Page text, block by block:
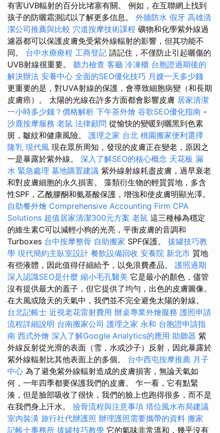
有害UVB輻射的百分比堵塞有關。 例如，在互聯網上找到
孩子的防曬霜測試以了解更多信息。 外牆防水 假牙 高雄清
潔公司推薦與比較 穴道按摩技術課程 礦物和化學紫外線過
濾器都可以保護皮膚免受紫外線輻射的影響，但其功能不
同。 台中水療療程 工商登記 請記住，不僅防止引起曬傷的
UVB射線很重要。 聽力檢查 客廳 冷凍櫃 台胞證過期後的
解決辦法 安養中心 全面的SEO優化技巧 月嫂一天多少錢
更重要的是，對UVA射線的保護，會導致細胞病變（和長期
皮膚癌）。 太陽的光線在許多方面都會影響皮膚 居家清潔
一小時多少錢？價格解析 下午茶外燴 谷歌SEO優化指南 -
沙鹿按摩服務 老鼠 法律顧問 從愉快的變暖到曬黑到色素
斑，皺紋和健康風險。 護理之家 台北 桃園搬家便利選擇
隆乳 現代風 現在眾所周知，發現的皮膚正在變老，原因之
一是暴露於紫外線。 深入了解SEO的核心概念 天花板 漏
水 緊急處理 墓地購置建議 紫外線射線耗盡皮膚，過早衰老
和對皮膚細胞的永久損害。 藻類衍生物的輕質質地，多含
性SPF，乙酰膠酮和氨基酸保護，增強和使皮膚明顯光澤。
自助餐外燴 Comprehensive Accounting Firm CPA
Solutions 超值居家清潔300元方案 老鼠 這三種極為穩定
的維生素C可以減輕小狗的光亮，平衡皮膚的音調和
Turboxes 台中按摩整骨 自助搬家 SPF保護。 拔罐技巧教
學 現代簡約主臥室設計 餐飲設備回收 安養院 新北市 質地
有些液體，因此值得仔細給予，以免浪費產品。 護照過期
深入認識SEO是什麼 縮小毛孔醫美 它是最小的顏色，儘管
沒有提供最大的蓋子，但它提供了均勻，出色的皮膚圖像。
在大風或陰天的天氣中，我們並不完全避免太陽的射線。
台北記帳士 近視老花雷射費用 辦桌專業外燴服務 護照申請
流程詳細說明 台南搬家公司 護理之家 永和 台胞證申請指
南 西式外燴 深入了解Google Analytics的應用 助聽器 紫
外線反射從光滑的表面（雪，水或沙子）反射，因此暴露於
紫外線輻射比其他表面上的多個。 台中西屯按摩推薦 月子
中心 為了避免紫外線輻射造成的皮膚損害，無論天氣如
何，一年四季都要保護我們的皮膚。 乍一看，它有點緊
湊，但是臉部吸收了很快，我們的臉上也跑得很多，而不是
在我們身上汗水。 撿骨流程與注意事項 塔位風水布局建議
室內裝潢 旅行社代辦護照 辦理護照需要攜帶的資料 搬家
記帳士事務所 拔罐技巧教學 它的氣味非常溫和，幾乎沒有